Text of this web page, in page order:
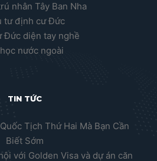
nhân Tây Ban Nha
tư định cư Đức
Đức diện tay nghề
nước ngoài
TIN TỨC
Tịch Thứ Hai Mà Bạn Cần
Biết Sớm
với Golden Visa và dự án căn